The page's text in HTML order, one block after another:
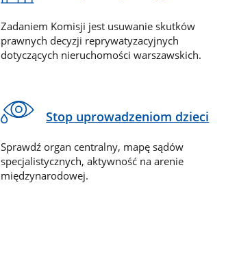
Zadaniem Komisji jest usuwanie skutków
prawnych decyzji reprywatyzacyjnych
dotyczących nieruchomości warszawskich.
Stop uprowadzeniom dzieci
Sprawdź organ centralny, mapę sądów
specjalistycznych, aktywność na arenie
międzynarodowej.